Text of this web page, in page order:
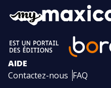
AIDE
Contactez-nous FAQ